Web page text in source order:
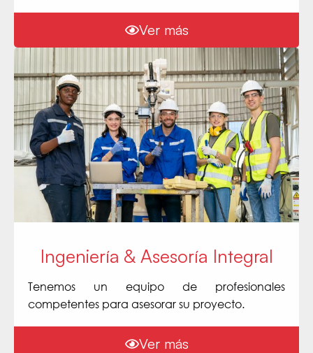
Ver más
Ingeniería & Asesoría Integral
Tenemos un equipo de profesionales
competentes para asesorar su proyecto.
Ver más